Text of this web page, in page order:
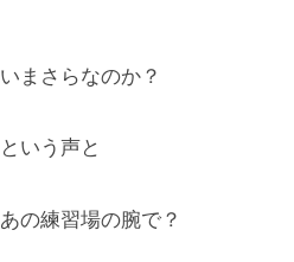
m
いまさらなのか？
という声と
あの練習場の腕で？